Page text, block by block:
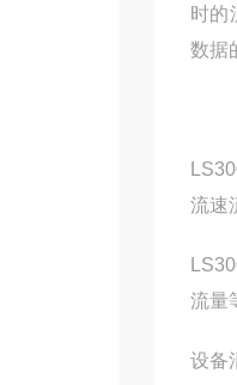
时的
数据
流速
流量
设备